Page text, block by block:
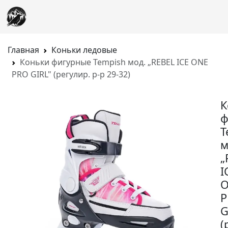
Главная
Коньки ледовые
Коньки фигурные Tempish мод. „REBEL ICE ONE
PRO GIRL" (регулир. р-р 29-32)